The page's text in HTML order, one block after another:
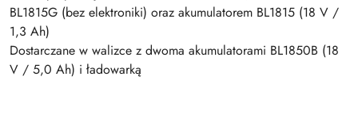
BL1815G (bez elektroniki) oraz akumulatorem BL1815 (18 V /
1,3 Ah)
Dostarczane w walizce z dwoma akumulatorami BL1850B (18
V / 5,0 Ah) i ładowarką